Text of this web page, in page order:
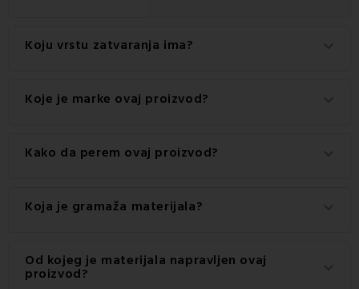
Koju vrstu zatvaranja ima?
Ovaj proizvod ima praktično zatvaranje na Zatvarač.
Koje je marke ovaj proizvod?
Ovo je autentični proizvod marke EMI.
Kako da perem ovaj proizvod?
Za najbolje rezultate preporučuje se pranje ovog
proizvoda na 60 °C.
Koja je gramaža materijala?
Gramaža materijala korištenog za ovaj proizvod je 140
g/m2.
Od kojeg je materijala napravljen ovaj
proizvod?